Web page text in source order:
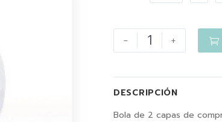
- + 
DESCRIPCIÓN
Bola de 2 capas de